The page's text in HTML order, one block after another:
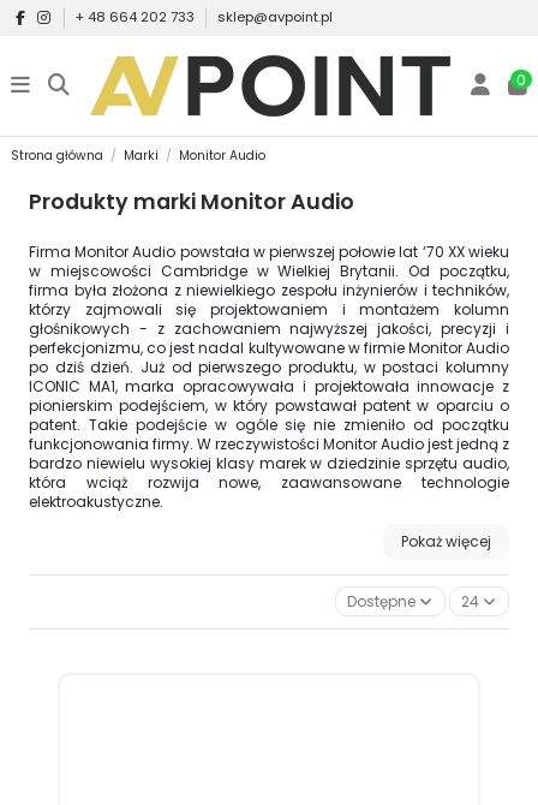
+ 48 664 202 733 sklep@avpoint.pl
0
Strona główna Marki Monitor Audio
Produkty marki Monitor Audio
Firma Monitor Audio powstała w pierwszej połowie lat ‘70 XX wieku
w miejscowości Cambridge w Wielkiej Brytanii. Od początku,
firma była złożona z niewielkiego zespołu inżynierów i techników,
którzy zajmowali się projektowaniem i montażem kolumn
głośnikowych - z zachowaniem najwyższej jakości, precyzji i
perfekcjonizmu, co jest nadal kultywowane w firmie Monitor Audio
po dziś dzień. Już od pierwszego produktu, w postaci kolumny
ICONIC MA1, marka opracowywała i projektowała innowacje z
pionierskim podejściem, w który powstawał patent w oparciu o
patent. Takie podejście w ogóle się nie zmieniło od początku
funkcjonowania firmy. W rzeczywistości Monitor Audio jest jedną z
bardzo niewielu wysokiej klasy marek w dziedzinie sprzętu audio,
która wciąż rozwija nowe, zaawansowane technologie
elektroakustyczne.
Pokaż więcej
Dostępne 24